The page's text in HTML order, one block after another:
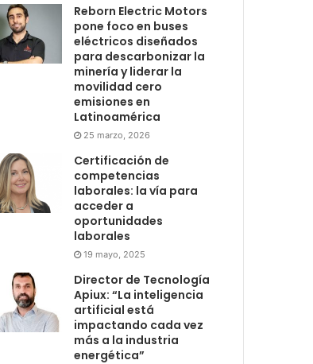
Reborn Electric Motors
pone foco en buses
eléctricos diseñados
para descarbonizar la
minería y liderar la
movilidad cero
emisiones en
Latinoamérica
25 marzo, 2026
Certificación de
competencias
laborales: la vía para
acceder a
oportunidades
laborales
19 mayo, 2025
Director de Tecnología
Apiux: “La inteligencia
artificial está
impactando cada vez
más a la industria
energética”